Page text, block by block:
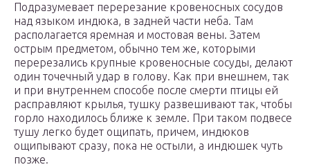
Подразумевает перерезание кровеносных сосудов
над языком индюка, в задней части неба. Там
располагается яремная и мостовая вены. Затем
острым предметом, обычно тем же, которыми
перерезались крупные кровеносные сосуды, делают
один точечный удар в голову. Как при внешнем, так
и при внутреннем способе после смерти птицы ей
расправляют крылья, тушку развешивают так, чтобы
горло находилось ближе к земле. При таком подвесе
тушу легко будет ощипать, причем, индюков
ощипывают сразу, пока не остыли, а индюшек чуть
позже.